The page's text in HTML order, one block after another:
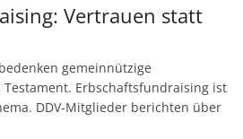
Vertrauen statt
gemeinnützige
Erbschaftsfundraising ist
DDV-Mitglieder berichten über